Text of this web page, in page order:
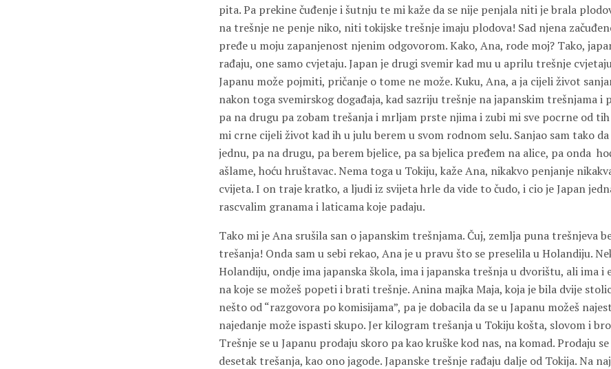
pita. Pa prekine čuđenje i šutnju te mi kaže da se nije penjala niti je brala
na trešnje ne penje niko, niti tokijske trešnje imaju plodova! Sad njena
pređe u moju zapanjenost njenim odgovorom. Kako, Ana, rode moj? Tako,
rađaju, one samo cvjetaju. Japan je drugi svemir kad mu u aprilu trešnje
Japanu može pojmiti, pričanje o tome ne može. Kuku, Ana, a ja cijeli život
nakon toga svemirskog događaja, kad sazriju trešnje na japanskim trešnjama i
pa na drugu pa zobam trešanja i mrljam prste njima i zubi mi sve pocrne od
mi crne cijeli život kad ih u julu berem u svom rodnom selu. Sanjao sam tako
jednu, pa na drugu, pa berem bjelice, pa sa bjelica pređem na alice, pa onda
ašlame, hoću hruštavac. Nema toga u Tokiju, kaže Ana, nikakvo penjanje
cvijeta. I on traje kratko, a ljudi iz svijeta hrle da vide to čudo, i cio je Japan
rascvalim granama i laticama koje padaju.
Tako mi je Ana srušila san o japanskim trešnjama. Čuj, zemlja puna trešnjeva
trešanja! Onda sam u sebi rekao, Ana je u pravu što se preselila u Holandiju.
Holandiju, ondje ima japanska škola, ima i japanska trešnja u dvorištu, ali ima i
na koje se možeš popeti i brati trešnje. Anina majka Maja, koja je bila dvije
nešto od “razgovora po komisijama”, pa je dobacila da se u Japanu možeš
najedanje može ispasti skupo. Jer kilogram trešanja u Tokiju košta, slovom i
Trešnje se u Japanu prodaju skoro pa kao kruške kod nas, na komad. Prodaju
desetak trešanja, kao ono jagode. Japanske trešnje rađaju dalje od Tokija. Na